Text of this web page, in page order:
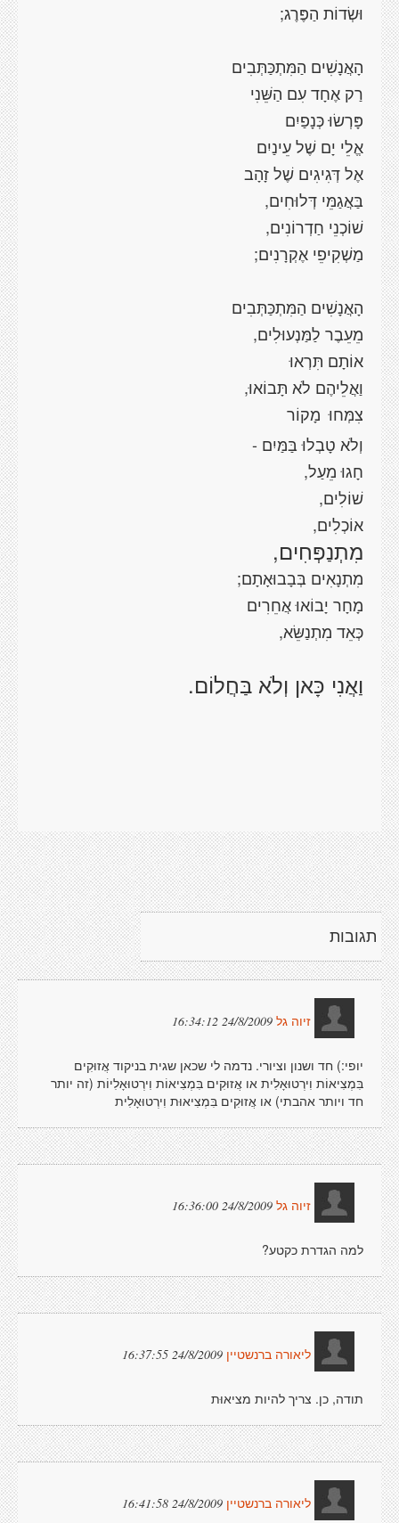
וּשְׂדוֹת הַפֶּרֶג;
הָאֲנָשִׁים הַמִּתְכַּתְּבִים
רַק אֶחָד עִם הַשֵּׁנִי
פָּרְשׂוּּ כְּנָפַיִם
אֱלֵי יָם שֶׁל עֵינַיִם
אֶלדְּגִיגִים שֶׁל זָהָב
בַּאֲגַמֵּי דְּלוּחִים,
שׁוֹכְנֵי חַדְרוֹנִים,
מַשְׁקִיפֵי אֶקְרָנִים;
הָאֲנָשִׁים הַמִּתְכַּתְּבִים
מֵעֵבֶר לַמַּנְעוּלִים,
אוֹתָם תִּרְאוּ
וַאֲלֵיהֶם לֹא תָּבוֹאוּ,
צִמְּחוּ מָקוֹר
וְלֹא טָבְלוּ בַּמַּיִם -
חָגוּמֵעַל,
שׁוֹלִים,
אוֹכְלִים,
מִתְנַפְּחִים,
מִתְנָאִים בְּבָבוּאָתָם;
מָחָר יָבוֹאוּ אֲחֵרִים
כְּאֵד מִתְנַשֵּׂא,
וַאֲנִי כָּאן וְלֹא בַּחֲלוֹם.
תגובות
זיוה גל 24/8/2009 16:34:12
יופי:) חד ושנון וציורי. נדמה לי שכאן שגית בניקוד אֲזוּקִים
בִּמְצִיאוֹת וִירְטוּאָלִית או אֲזוּקִים בִּמְצִיאוֹת וִירְטוּאָלִיוֹת (זה יותר
חד ויותר אהבתי) או אֲזוּקִים בִּמְצִיאוּת וִירְטוּאָלִית
זיוה גל 24/8/2009 16:36:00
למה הגדרת כקטע?
ליאורה ברנשטיין 24/8/2009 16:37:55
תודה, כן. צריך להיות מציאוּת
ליאורה ברנשטיין 24/8/2009 16:41:58